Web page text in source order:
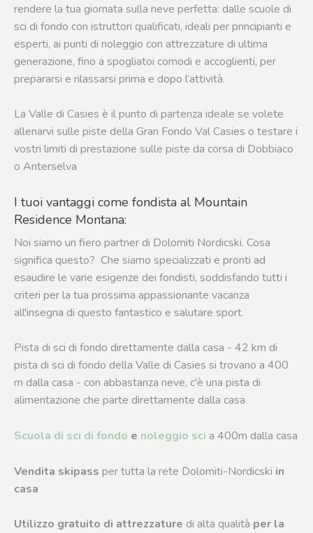
rendere la tua giornata sulla neve perfetta: dalle scuole di
sci di fondo con istruttori qualificati, ideali per principianti e
esperti, ai punti di noleggio con attrezzature di ultima
generazione, fino a spogliatoi comodi e accoglienti, per
prepararsi e rilassarsi prima e dopo l’attività.
La Valle di Casies è il punto di partenza ideale se volete
allenarvi sulle piste della Gran Fondo Val Casies o testare i
vostri limiti di prestazione sulle piste da corsa di Dobbiaco
o Anterselva
I tuoi vantaggi come fondista al Mountain
Residence Montana:
Noi siamo un fiero partner di Dolomiti Nordicski. Cosa
significa questo? Che siamo specializzati e pronti ad
esaudire le varie esigenze dei fondisti, soddisfando tutti i
criteri per la tua prossima appassionante vacanza
all'insegna di questo fantastico e salutare sport.
Pista di sci di fondo direttamente dalla casa - 42 km di
pista di sci di fondo della Valle di Casies si trovano a 400
m dalla casa - con abbastanza neve, c'è una pista di
alimentazione che parte direttamente dalla casa
Scuola di sci di fondo e noleggio sci a 400m dalla casa
Vendita skipass per tutta la rete Dolomiti-Nordicski in
casa
Utilizzo gratuito di attrezzature di alta qualità per la